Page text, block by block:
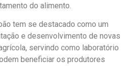
do alimento.
tem se destacado como um
e desenvolvimento de novas
servindo como laboratório
beneficiar os produtores